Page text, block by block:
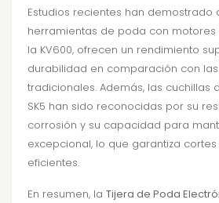
Estudios recientes han demostrado
herramientas de poda con motores
la KV600, ofrecen un rendimiento
durabilidad en comparación con
tradicionales. Además, las cuchillas
SK5 han sido reconocidas por su
corrosión y su capacidad para
excepcional, lo que garantiza
eficientes.
En resumen, la Tijera de Poda